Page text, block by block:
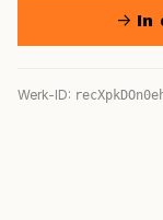
→ In
Werk-ID: